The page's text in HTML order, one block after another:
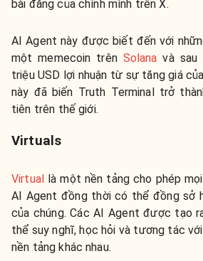
bài đăng của chính mình trên X.
AI Agent này được biết đến với
một memecoin trên Solana và
triệu USD lợi nhuận từ sự tăng giá
này đã biến Truth Terminal trở
tiên trên thế giới.
Virtuals
Virtual
là một nền tảng cho phép
AI Agent đồng thời có thể đồng sở
của chúng. Các AI Agent được tạo
thể suy nghĩ, học hỏi và tương tác
nền tảng khác nhau.